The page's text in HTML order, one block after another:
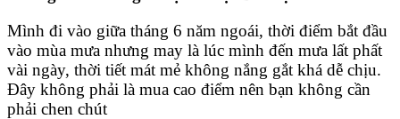
Mình đi vào giữa tháng 6 năm ngoái, thời điểm bắt đầu
vào mùa mưa nhưng may là lúc mình đến mưa lất phất
vài ngày, thời tiết mát mẻ không nắng gắt khá dễ chịu.
Đây không phải là mua cao điểm nên bạn không cần
phải chen chút